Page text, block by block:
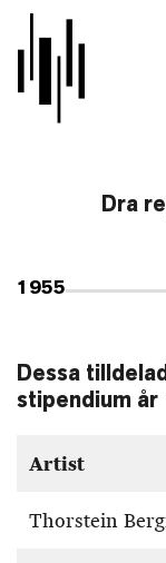
Dra
1955
Dessa
stipendium år
Artist
Thorstein